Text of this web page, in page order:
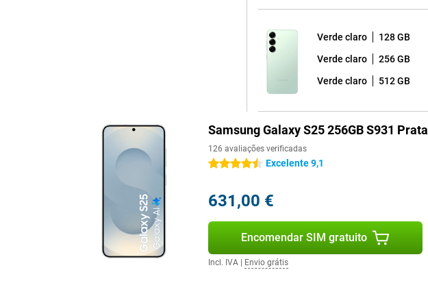
Gostaria de um dispositivo com um ecrã um
com o shell One UI 7 da Samsung no topo. Além
de uma utilização sem preocupações do seu
recebe nada menos do que sete actualizações do
Graças às actualizações do Android, terá
consequentemente, as funcionalidades mais
a proteção contra os piratas informáticos e a
Verde claro 128 GB
Verde claro 256 GB
Verde claro 512 GB
Samsung Galaxy S25 256GB S931 Prata
126 avaliações verificadas
4.5 estrelasExcelente 9,1
631,00 €
Encomendar SIM gratuito
Incl. IVA| Envio grátis